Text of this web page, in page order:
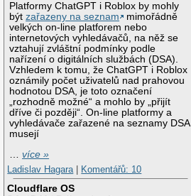
Platformy ChatGPT i Roblox by mohly
býtzařazeny na seznam
mimořádně
velkých on-line platforem nebo
internetových vyhledávačů, na něž se
vztahují zvláštní podmínky podle
nařízení o digitálních službách (DSA).
Vzhledem k tomu, že ChatGPT i Roblox
oznámily počet uživatelů nad prahovou
hodnotou DSA, je toto označení
„rozhodně možné“ a mohlo by „přijít
dříve či později“. On-line platformy a
vyhledávače zařazené na seznamy DSA
musejí
…více »
Ladislav Hagara| Komentářů: 10
Cloudflare OS